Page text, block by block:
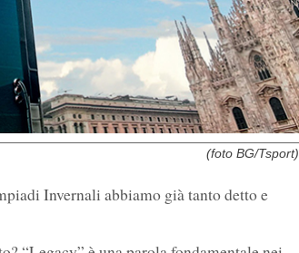
(foto BG/Tsport)
Invernali abbiamo già tanto detto e